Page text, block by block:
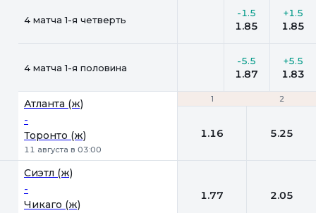
4 матча 1-я четверть
-1.5
1.85
+1.5
1.85
4 матча 1-я половина
-5.5
1.87
+5.5
1.83
1 2
Атланта (ж)
-
Торонто (ж)
11 августа в 03:00
1 2
1.16 5.25
Сиэтл (ж)
-
Чикаго (ж)
1.77 2.05